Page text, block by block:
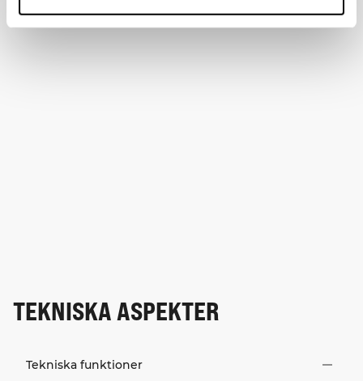
TEKNISKA ASPEKTER
Tekniska funktioner